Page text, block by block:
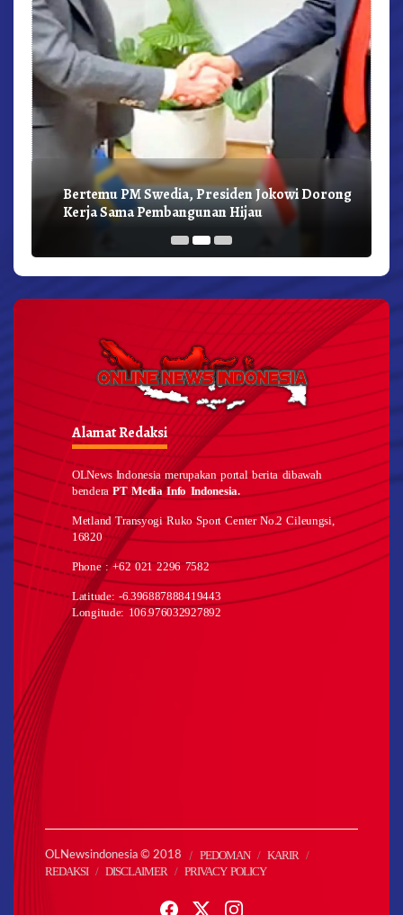
Bertemu PM Swedia, Presiden Jokowi Dorong
Kerja Sama Pembangunan Hijau
Alamat Redaksi
OLNews Indonesia merupakan portal berita dibawah
benderaPT Media Info Indonesia.
Metland Transyogi Ruko Sport Center No.2 Cileungsi,
16820
Phone : +62 021 2296 7582
Latitude: -6.396887888419443
Longitude: 106.976032927892
OLNewsindonesia © 2018 PEDOMAN
KARIR
REDAKSI
DISCLAIMER PRIVACY POLICY